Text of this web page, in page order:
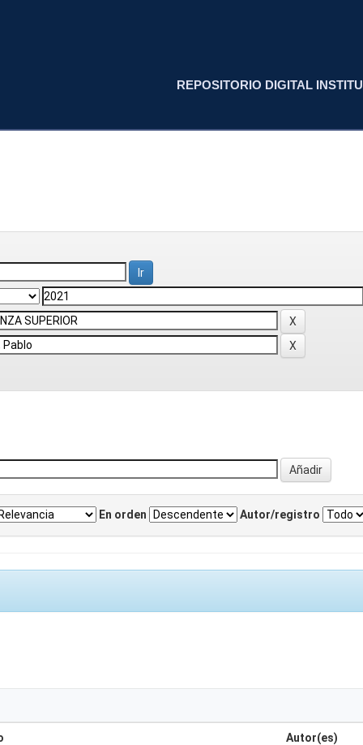
REPOSITORIO DIGITAL
En orden Autor/registro
Autor(es)